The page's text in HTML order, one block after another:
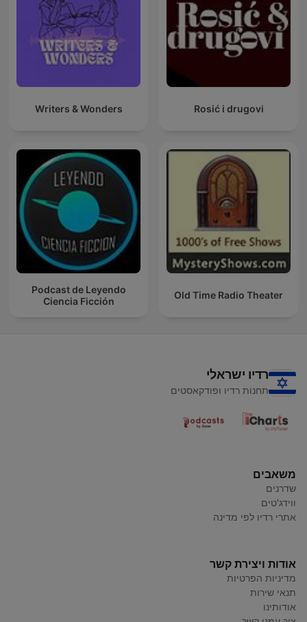
Rosić i drugovi
Writers & Wonders
Old Time Radio Theater
Podcast de Leyendo
Ciencia Ficción
רדיו ישראלי
תחנות רדיו ופודקאסטים
משאבים
שדרנים
ווידג'טים
אתרי רדיו לפי מדינה
אודות ויצירת קשר
מדיניות הפרטיות
תנאי שירות
אודותינו